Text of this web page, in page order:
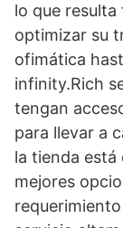
lo que resulta
optimizar su
ofimática
infinity.Rich
tengan
para llevar a
la tienda
mejores